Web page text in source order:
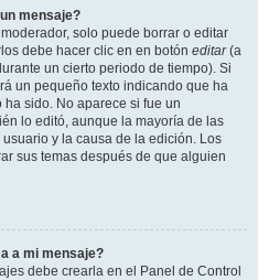
mensaje?
solo puede borrar o editar
debe hacer clic en en botón editar(a
un cierto periodo de tiempo). Si
un pequeño texto indicando que ha
sido. No aparece si fue un
lo editó, aunque la mayoría de las
y la causa de la edición. Los
sus temas después de que alguien
a mi mensaje?
debe crearla en el Panel de Control